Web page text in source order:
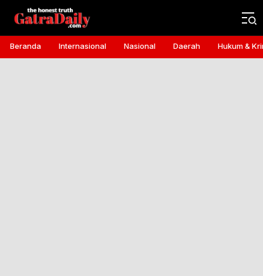
Gatra Daily
the honest truth
Beranda Internasional Nasional Daerah Hukum &